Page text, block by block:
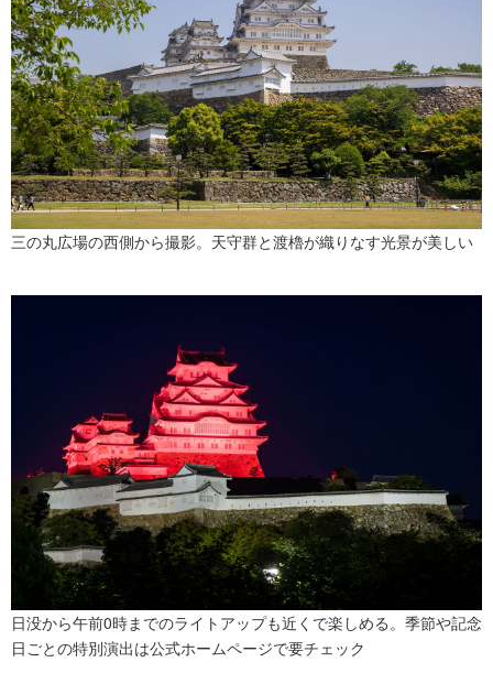
三の丸広場の西側から撮影。天守群と渡櫓が織りなす光景が美しい
日没から午前0時までのライトアップも近くで楽しめる。季節や記念
日ごとの特別演出は公式ホームページで要チェック